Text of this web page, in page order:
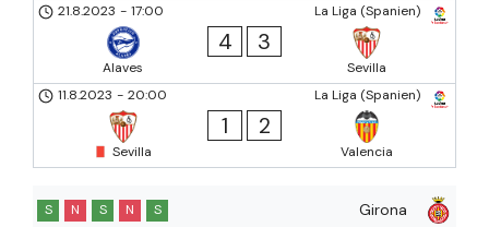
La Liga (Spanien)
21.8.2023 - 17:00
Alaves
4 3
Sevilla
La Liga (Spanien)
11.8.2023 - 20:00
Sevilla
1 2
Valencia
Girona
S N S N S